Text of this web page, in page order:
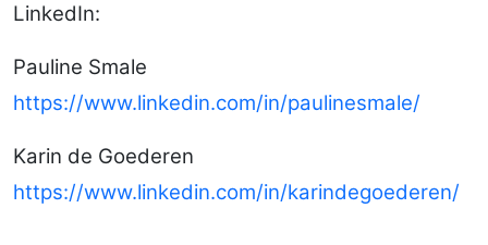
LinkedIn:
Pauline Smale
https://www.linkedin.com/in/paulinesmale/
Karin de Goederen
https://www.linkedin.com/in/karindegoederen/